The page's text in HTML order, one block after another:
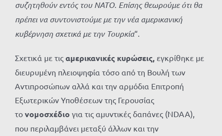
συζητηθούν εντός του ΝΑΤΟ. Επίσης θεωρούμε ότι θα
πρέπει να συντονιστούμε με την νέα αμερικανική
κυβέρνηση σχετικά με την Τουρκία“.
Σχετικά με τις αμερικανικές κυρώσεις, εγκρίθηκε με
διευρυμένη πλειοψηφία τόσο από τη Βουλή των
Αντιπροσώπων αλλά και την αρμόδια Επιτροπή
Εξωτερικών Υποθέσεων της Γερουσίας
το νομοσχέδιο για τις αμυντικές δαπάνες (NDAA),
που περιλαμβάνει μεταξύ άλλων και την